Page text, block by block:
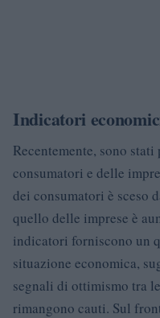
Indicatori
Recentemente, sono
consumatori e delle
dei consumatori è sceso
quello delle imprese è
indicatori forniscono un
situazione economica,
segnali di ottimismo tra
rimangono cauti. Sul